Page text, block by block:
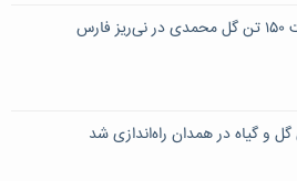
و گیاه در همدان راه‌اندازی شد